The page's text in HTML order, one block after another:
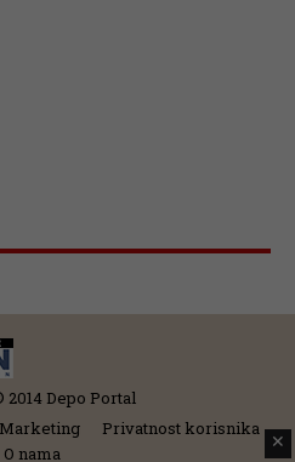
Depo Portal
Marketing
Privatnost korisnika
O nama
✕